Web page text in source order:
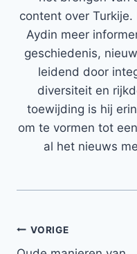
content over
Aydin meer
geschiedenis,
leidend door
diversiteit en
toewijding is hij
om te vormen tot
al het nieuws
Bericht
VORIGE